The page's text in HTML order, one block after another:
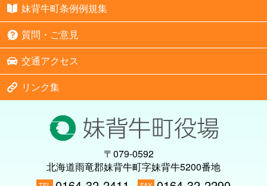
妹背牛町条例例規集
質問・ご意見
交通アクセス
リンク集
〒079-0592
北海道雨竜郡妹背牛町字妹背牛5200番地